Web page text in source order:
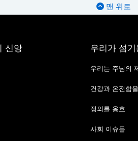
맨 위로
신앙 우리가 섬
우리는 주님의
건강과 온전함
정의를 옹호
사회 이슈들